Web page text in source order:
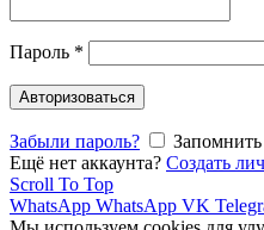
Пароль *
Авторизоваться
Забыли пароль?
Ещё нет аккаунта? Создать
Scroll To Top
WhatsApp WhatsApp VK